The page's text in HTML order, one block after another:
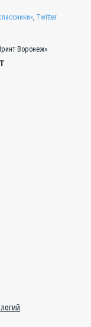
, Twitter
Воронеж»